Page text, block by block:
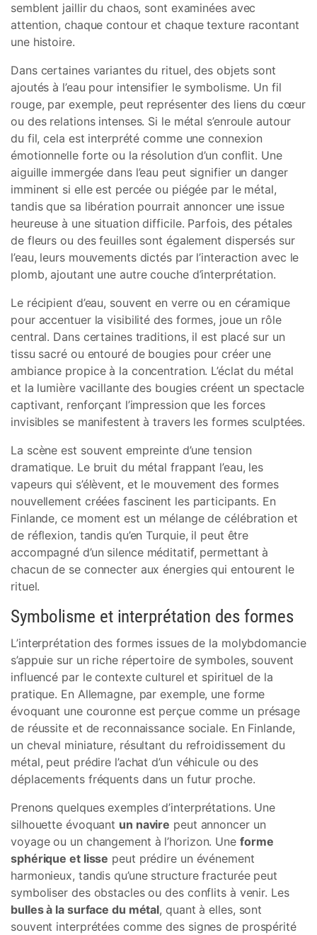
semblent jaillir du chaos, sont examinées avec
attention, chaque contour et chaque texture racontant
une histoire.
Dans certaines variantes du rituel, des objets sont
ajoutés à l’eau pour intensifier le symbolisme. Un fil
rouge, par exemple, peut représenter des liens du cœur
ou des relations intenses. Si le métal s’enroule autour
du fil, cela est interprété comme une connexion
émotionnelle forte ou la résolution d’un conflit. Une
aiguille immergée dans l’eau peut signifier un danger
imminent si elle est percée ou piégée par le métal,
tandis que sa libération pourrait annoncer une issue
heureuse à une situation difficile. Parfois, des pétales
de fleurs ou des feuilles sont également dispersés sur
l’eau, leurs mouvements dictés par l’interaction avec le
plomb, ajoutant une autre couche d’interprétation.
Le récipient d’eau, souvent en verre ou en céramique
pour accentuer la visibilité des formes, joue un rôle
central. Dans certaines traditions, il est placé sur un
tissu sacré ou entouré de bougies pour créer une
ambiance propice à la concentration. L’éclat du métal
et la lumière vacillante des bougies créent un spectacle
captivant, renforçant l’impression que les forces
invisibles se manifestent à travers les formes sculptées.
La scène est souvent empreinte d’une tension
dramatique. Le bruit du métal frappant l’eau, les
vapeurs qui s’élèvent, et le mouvement des formes
nouvellement créées fascinent les participants. En
Finlande, ce moment est un mélange de célébration et
de réflexion, tandis qu’en Turquie, il peut être
accompagné d’un silence méditatif, permettant à
chacun de se connecter aux énergies qui entourent le
rituel.
Symbolisme et interprétation des formes
L’interprétation des formes issues de la molybdomancie
s’appuie sur un riche répertoire de symboles, souvent
influencé par le contexte culturel et spirituel de la
pratique. En Allemagne, par exemple, une forme
évoquant une couronne est perçue comme un présage
de réussite et de reconnaissance sociale. En Finlande,
un cheval miniature, résultant du refroidissement du
métal, peut prédire l’achat d’un véhicule ou des
déplacements fréquents dans un futur proche.
Prenons quelques exemples d’interprétations. Une
silhouette évoquant un navire peut annoncer un
voyage ou un changement à l’horizon. Une forme
sphérique et lisse peut prédire un événement
harmonieux, tandis qu’une structure fracturée peut
symboliser des obstacles ou des conflits à venir. Les
bulles à la surface du métal, quant à elles, sont
souvent interprétées comme des signes de prospérité